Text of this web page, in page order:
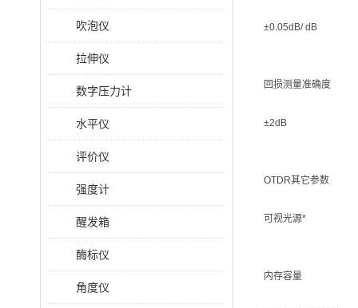
吹泡仪
拉伸仪
数字压力计
水平仪
评价仪
强度计
醒发箱
酶标仪
角度仪
±0.05dB/ dB
回损测量准确度
±2dB
OTDR其它参数
可视光源*
内存容量